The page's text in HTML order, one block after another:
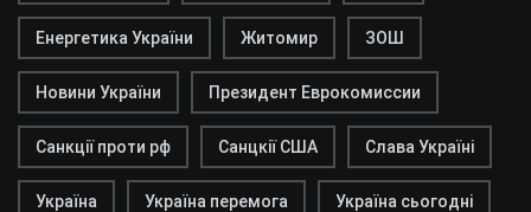
Енергетика України Житомир ЗОШ
Новини України Президент Еврокомиссии
Санкції проти рф Санцкії США Слава Україні
Україна Україна перемога Україна сьогодні